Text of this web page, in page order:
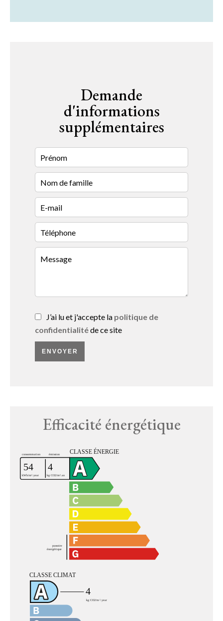
Demande
d'informations
supplémentaires
J’ai lu et j'accepte la politique de
confidentialitéde ce site
ENVOYER
Efficacité énergétique